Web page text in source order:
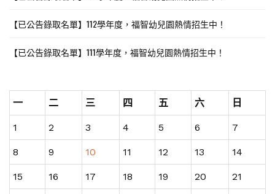
【已公告錄取名單】112學年度，福智幼兒園熱情招生中！
【已公告錄取名單】111學年度，福智幼兒園熱情招生中！
一 二 三 四 五 六 日
1 2 3 4 5 6 7
8 9 10 11 12 13 14
15 16 17 18 19 20 21